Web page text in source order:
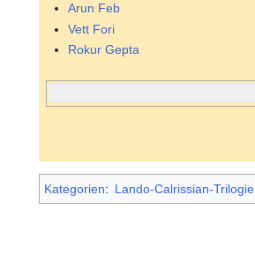
Arun Feb
Vett Fori
Rokur Gepta
Kategorien: Lando-Calrissian-Trilogie